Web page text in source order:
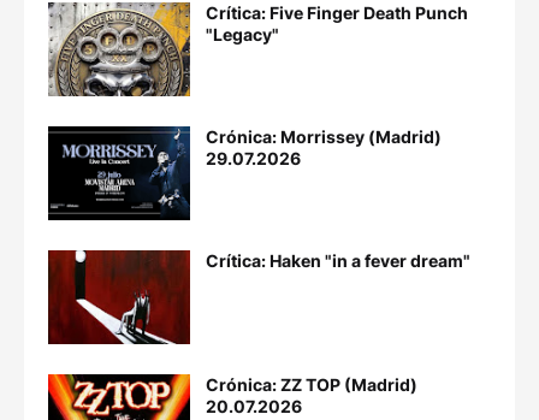
Crítica: Five Finger Death Punch
"Legacy"
Crónica: Morrissey (Madrid)
29.07.2026
Crítica: Haken "in a fever dream"
Crónica: ZZ TOP (Madrid)
20.07.2026